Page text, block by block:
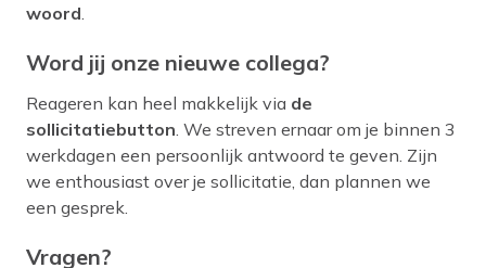
woord.
Word jij onze nieuwe collega?
Reageren kan heel makkelijk via de
sollicitatiebutton. We streven ernaar om je binnen 3
werkdagen een persoonlijk antwoord te geven. Zijn
we enthousiast over je sollicitatie, dan plannen we
een gesprek.
Vragen?